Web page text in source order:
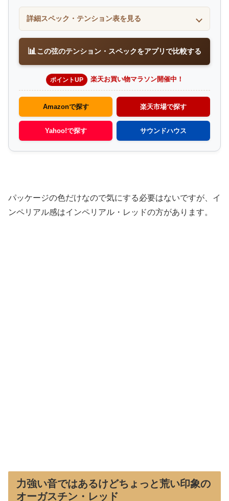
詳細スペック・テンション表を見る
📊この弦のテンション・スペックをアプリで比較する
ポイントUP 楽天お買い物マラソン開催中！
Amazonで探す 楽天市場で探す
Yahoo!で探す サウンドハウス
パッケージの色だけなので気にする必要はないですが、イ
ンペリアル感はインペリアル・レッドの方があります。
力強い音ではあるけどちょっと荒い印象の
オーガスチン・レッド